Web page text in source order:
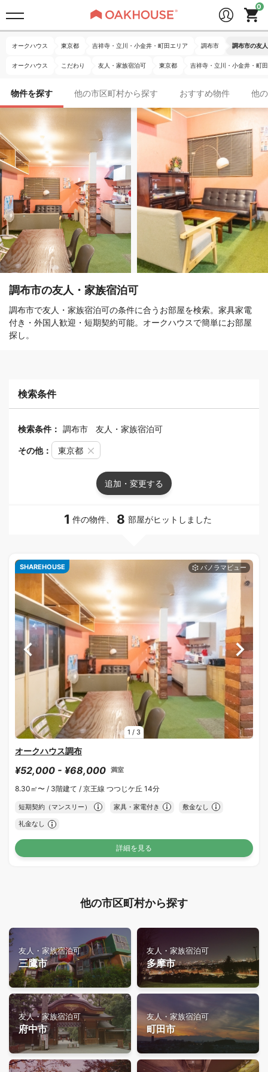
オークハウス 東京都 吉祥寺・立川・小金井・町田エリア 調布市 調布市の友
オークハウス こだわり 友人・家族宿泊可 東京都 吉祥寺・立川・小金井・町
物件を探す 他の市区町村から探す おすすめ物件 他
調布市の友人・家族宿泊可
調布市で友人・家族宿泊可の条件に合うお部屋を検索。家具家電
付き・外国人歓迎・短期契約可能。オークハウスで簡単にお部屋
探し。
検索条件
検索条件： 調布市 友人・家族宿泊可
その他： 東京都
追加・変更する
1 件の物件、 8 部屋がヒットしました
1 / 3
SHAREHOUSE
オークハウス調布
¥52,000 - ¥68,000 満室
8.30㎡〜 / 3階建て / 京王線 つつじケ丘 14分
短期契約（マンスリー） 家具・家電付き 敷金なし
礼金なし
詳細を見る
他の市区町村から探す
友人・家族宿泊可
三鷹市
友人・家族宿泊可
多摩市
友人・家族宿泊可
府中市
友人・家族宿泊可
町田市